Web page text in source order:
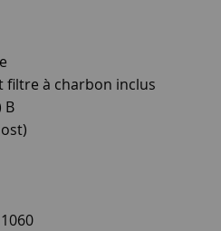
filtre à charbon inclus
B